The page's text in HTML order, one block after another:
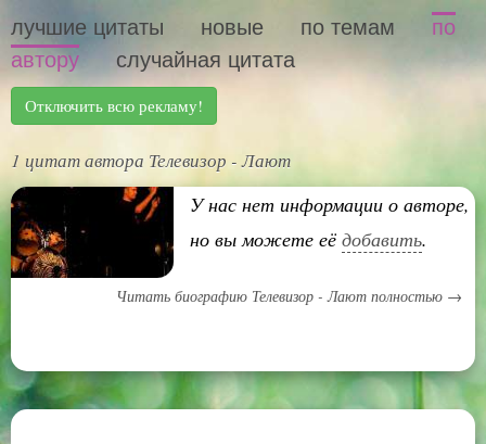
лучшие цитаты новые по темам
по
автору
случайная цитата
Отключить всю рекламу!
1 цитат автора Телевизор - Лают
У нас нет информации о авторе,
но вы можете её добавить.
Читать биографию Телевизор - Лают полностью →